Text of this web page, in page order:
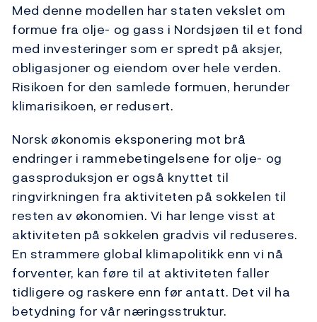
Med denne modellen har staten vekslet om
formue fra olje- og gass i Nordsjøen til et fond
med investeringer som er spredt på aksjer,
obligasjoner og eiendom over hele verden.
Risikoen for den samlede formuen, herunder
klimarisikoen, er redusert.
Norsk økonomis eksponering mot brå
endringer i rammebetingelsene for olje- og
gassproduksjon er også knyttet til
ringvirkningen fra aktiviteten på sokkelen til
resten av økonomien. Vi har lenge visst at
aktiviteten på sokkelen gradvis vil reduseres.
En strammere global klimapolitikk enn vi nå
forventer, kan føre til at aktiviteten faller
tidligere og raskere enn før antatt. Det vil ha
betydning for vår næringsstruktur.